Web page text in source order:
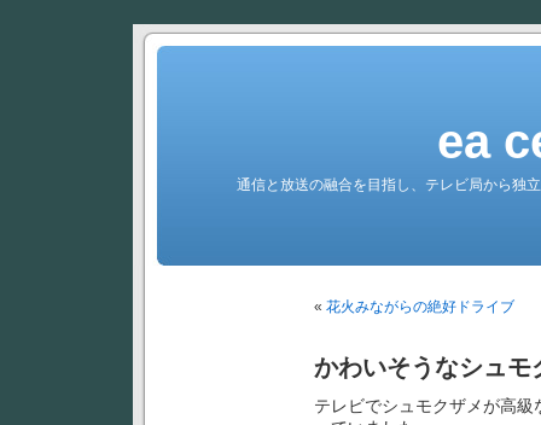
ea
通信と放送の融合を目指し、テレビ局から独
« 花火みながらの絶好ドライブ
かわいそうなシュモ
テレビでシュモクザメが高